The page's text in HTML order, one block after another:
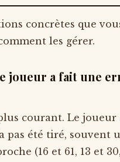
concrètes que
les gérer.
joueur a fait une
courant. Le joueur
pas été tiré, souvent
(16 et 61, 13 et